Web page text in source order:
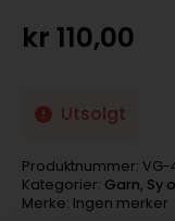
kr 110,00
Utsolgt
Produktnummer: VG-
Kategorier: Garn, Sy
Merke: Ingen merker